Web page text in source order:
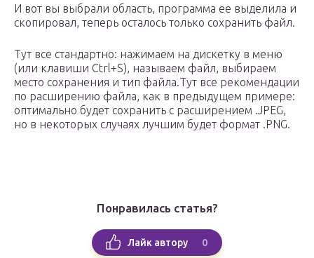
И вот вы выбрали область, программа ее выделила и
скопировал, теперь осталось только сохранить файл.
Тут все стандартно: нажимаем на дискетку в меню
(или клавиши Ctrl+S), называем файл, выбираем
место сохранения и тип файла.Тут все рекомендации
по расширению файла, как в предыдущем примере:
оптимально будет сохранить с расширением .JPEG,
но в некоторых случаях лучшим будет формат .PNG.
Понравилась статья?
Лайк автору 0